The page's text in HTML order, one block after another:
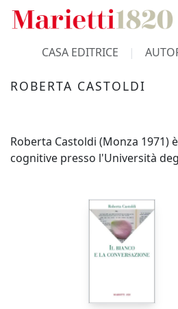
CASA EDITRICE
ROBERTA CASTOLDI
Roberta Castoldi (Monza 1971)
cognitive presso l'Università